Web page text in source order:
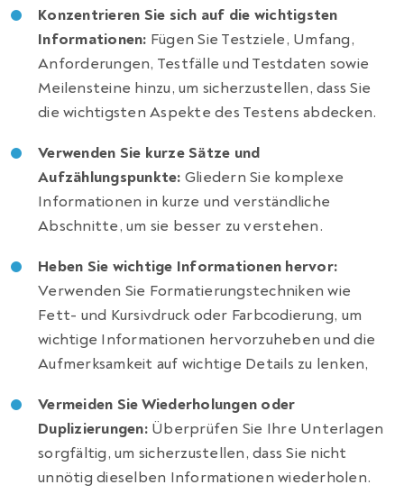
Konzentrieren Sie sich auf die wichtigsten
Informationen: Fügen Sie Testziele, Umfang,
Anforderungen, Testfälle und Testdaten sowie
Meilensteine hinzu, um sicherzustellen, dass Sie
die wichtigsten Aspekte des Testens abdecken.
Verwenden Sie kurze Sätze und
Aufzählungspunkte: Gliedern Sie komplexe
Informationen in kurze und verständliche
Abschnitte, um sie besser zu verstehen.
Heben Sie wichtige Informationen hervor:
Verwenden Sie Formatierungstechniken wie
Fett- und Kursivdruck oder Farbcodierung, um
wichtige Informationen hervorzuheben und die
Aufmerksamkeit auf wichtige Details zu lenken,
Vermeiden Sie Wiederholungen oder
Duplizierungen: Überprüfen Sie Ihre Unterlagen
sorgfältig, um sicherzustellen, dass Sie nicht
unnötig dieselben Informationen wiederholen.